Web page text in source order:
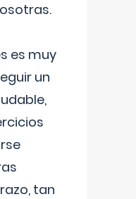
es muy
un
tan